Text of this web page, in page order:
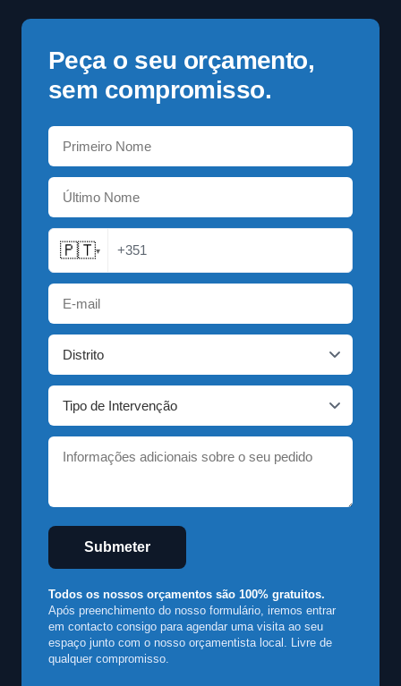
Peça o seu orçamento,
sem compromisso.
🇵🇹▾ +351
Submeter
Todos os nossos orçamentos são 100% gratuitos.
Após preenchimento do nosso formulário, iremos entrar
em contacto consigo para agendar uma visita ao seu
espaço junto com o nosso orçamentista local. Livre de
qualquer compromisso.